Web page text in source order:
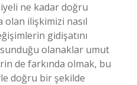
ne kadar doğru
olan ilişkimizi nasıl
gidişatını
olanaklar umut
de farkında olmak, bu
doğru bir şekilde